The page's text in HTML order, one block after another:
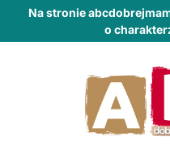
Na stronie
o